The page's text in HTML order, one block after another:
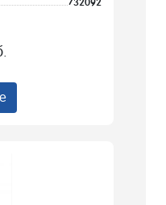
732092